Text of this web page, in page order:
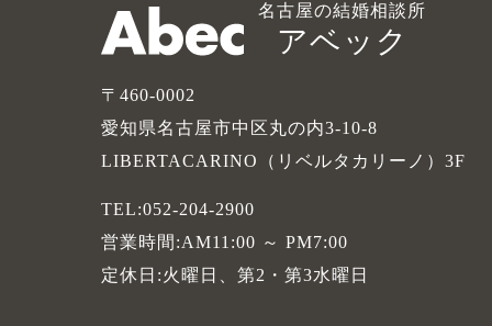
名古屋の結婚相談所
アベック
〒460-0002
愛知県名古屋市中区丸の内3-10-8
LIBERTACARINO（リベルタカリーノ）3F
TEL:052-204-2900
営業時間:AM11:00 ～ PM7:00
定休日:火曜日、第2・第3水曜日